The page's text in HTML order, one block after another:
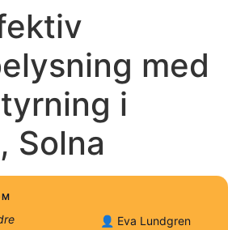
med
i
Solna
👤 Eva Lundgren